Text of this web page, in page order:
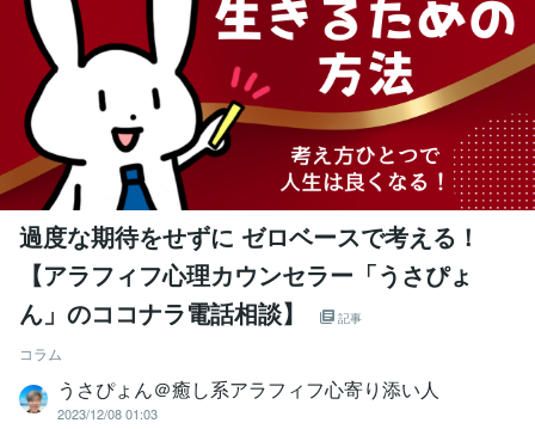
過度な期待をせずに ゼロベースで考える！
【アラフィフ心理カウンセラー「うさぴょ
ん」のココナラ電話相談】
記事
コラム
うさぴょん＠癒し系アラフィフ心寄り添い人
2023/12/08 01:03